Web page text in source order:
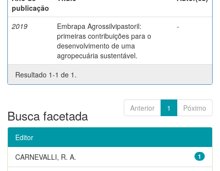
publicação
2019
Embrapa Agrossilvipastoril:
primeiras contribuições para o
desenvolvimento de uma
agropecuária sustentável.
-
Resultado 1-1 de 1.
Anterior 1 Póximo
Busca facetada
Editor
1
CARNEVALLI, R. A.